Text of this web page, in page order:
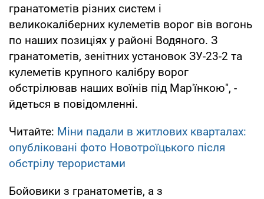
гранатометів різних систем і
великокаліберних кулеметів ворог вів вогонь
по наших позиціях у районі Водяного. З
гранатометів, зенітних установок ЗУ-23-2 та
кулеметів крупного калібру ворог
обстрілював наших воїнів під Мар'їнкою", -
йдеться в повідомленні.
Читайте: Міни падали в житлових кварталах:
опубліковані фото Новотроїцького після
обстрілу терористами
Бойовики з гранатометів, а з